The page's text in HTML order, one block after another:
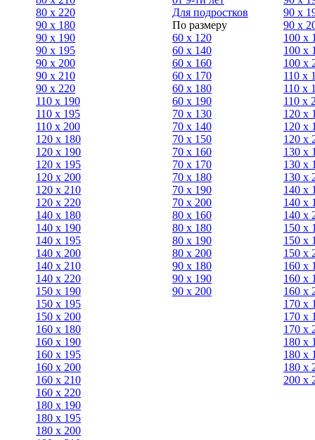
80 x 220
90 x 180
90 х 190
90 х 195
90 х 200
90 x 210
90 x 220
110 x 190
110 x 195
110 x 200
120 x 180
120 х 190
120 х 195
120 х 200
120 x 210
120 x 220
140 x 180
140 х 190
140 х 195
140 х 200
140 x 210
140 x 220
150 х 190
150 х 195
150 х 200
160 x 180
160 х 190
160 х 195
160 х 200
160 x 210
160 x 220
180 х 190
180 х 195
180 х 200
Для подростков
По размеру
60 х 120
60 х 140
60 х 160
60 х 170
60 х 180
60 х 190
70 х 130
70 х 140
70 х 150
70 х 160
70 х 170
70 х 180
70 х 190
70 х 200
80 х 160
80 х 180
80 x 190
80 x 200
90 х 180
90 x 190
90 x 200
90 x
90 x
100 x
100 х
100 x
110 x
110 х
110 х
120 х
120 х
120 х
130 х
130 х
130 х
140 х
140 х
140 х
150 х
150 х
150 х
160 х
160 х
160 х
170 х
170 х
170 х
180 х
180 х
180 х
200 x